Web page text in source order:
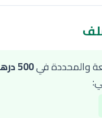
والمحددة في500 درهم